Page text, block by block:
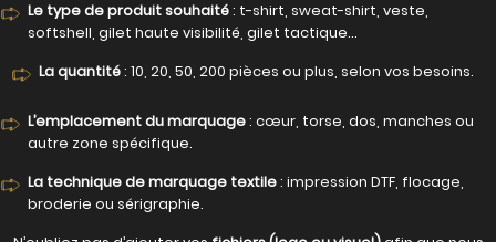
Le type de produit souhaité: t-shirt, sweat-shirt, veste,
softshell, gilet haute visibilité, gilet tactique…
La quantité: 10, 20, 50, 200 pièces ou plus, selon vos besoins.
L’emplacement du marquage: cœur, torse, dos, manches ou
autre zone spécifique.
La technique de marquage textile: impression DTF, flocage,
broderie ou sérigraphie.